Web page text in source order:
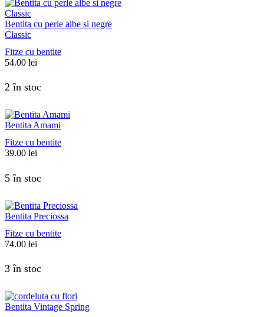
Bentita cu perle albe si negre
Classic
Fitze cu bentite
54.00 lei
2 în stoc
Bentita Amami
Fitze cu bentite
39.00 lei
5 în stoc
Bentita Preciossa
Fitze cu bentite
74.00 lei
3 în stoc
Bentita Vintage Spring